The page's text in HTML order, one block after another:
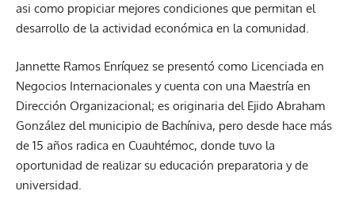
asi como propiciar mejores condiciones que permitan el
desarrollo de la actividad económica en la comunidad.
Jannette Ramos Enríquez se presentó como Licenciada en
Negocios Internacionales y cuenta con una Maestría en
Dirección Organizacional; es originaria del Ejido Abraham
González del municipio de Bachíniva, pero desde hace más
de 15 años radica en Cuauhtémoc, donde tuvo la
oportunidad de realizar su educación preparatoria y de
universidad.